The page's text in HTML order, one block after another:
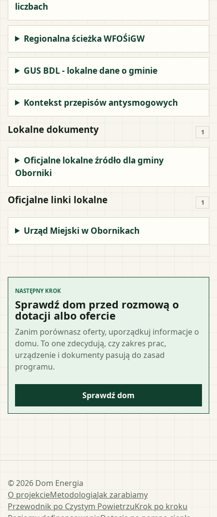
liczbach
Regionalna ścieżka WFOŚiGW
GUS BDL - lokalne dane o gminie
Kontekst przepisów antysmogowych
Lokalne dokumenty 1
Oficjalne lokalne źródło dla gminy
Oborniki
Oficjalne linki lokalne 1
Urząd Miejski w Obornikach
NASTĘPNY KROK
Sprawdź dom przed rozmową o
dotacji albo ofercie
Zanim porównasz oferty, uporządkuj informacje o
domu. To one zdecydują, czy zakres prac,
urządzenie i dokumenty pasują do zasad
programu.
Sprawdź dom
©2026 Dom Energia
O projekcieMetodologiaJak zarabiamy
Przewodnik po Czystym PowietrzuKrok po kroku